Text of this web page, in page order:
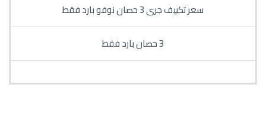
سعر تكييف جرى 3 حصان نوفو بارد فقط
3 حصان بارد فقط